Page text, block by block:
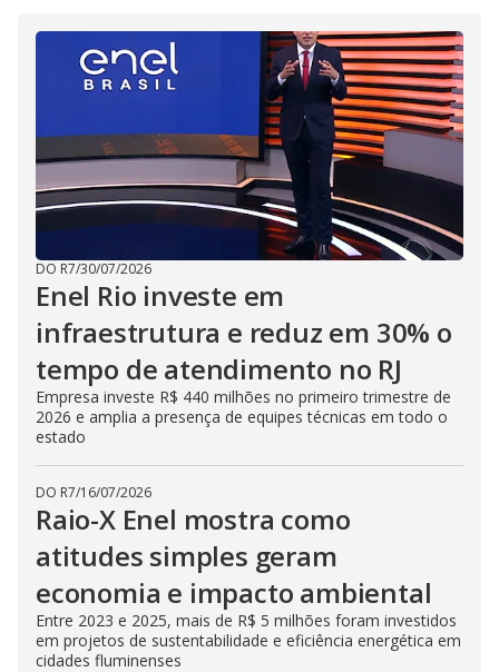
V
d
e
o
DO R7/30/07/2026
Enel Rio investe em
infraestrutura e reduz em 30% o
tempo de atendimento no RJ
Empresa investe R$ 440 milhões no primeiro trimestre de
2026 e amplia a presença de equipes técnicas em todo o
estado
DO R7/16/07/2026
Raio-X Enel mostra como
atitudes simples geram
economia e impacto ambiental
Entre 2023 e 2025, mais de R$ 5 milhões foram investidos
em projetos de sustentabilidade e eficiência energética em
cidades fluminenses